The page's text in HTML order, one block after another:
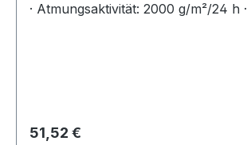
· Atmungsaktivität: 2000 g/m²/24 h ·
Regulärer Preis:
51,52 €